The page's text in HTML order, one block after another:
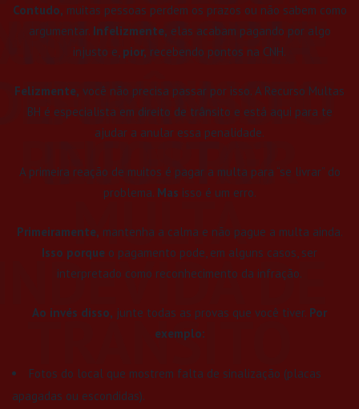
Contudo, muitas pessoas perdem os prazos ou não sabem como
argumentar. Infelizmente, elas acabam pagando por algo
injusto e, pior, recebendo pontos na CNH.
Felizmente, você não precisa passar por isso. A Recurso Multas
BH é especialista em direito de trânsito e está aqui para te
ajudar a anular essa penalidade.
UMA MULTA
TRÂNSITO
INJUSTA?
A primeira reação de muitos é pagar a multa para “se livrar” do
problema. Mas isso é um erro.
Primeiramente, mantenha a calma e não pague a multa ainda.
Isso porque o pagamento pode, em alguns casos, ser
interpretado como reconhecimento da infração.
Ao invés disso, junte todas as provas que você tiver. Por
exemplo:
Fotos do local que mostrem falta de sinalização (placas
apagadas ou escondidas).
RECORRER
SOZINHO
PARA
RECORRER
MULTA
DE
TRANSITO
BH E
SEU
DIREITO!